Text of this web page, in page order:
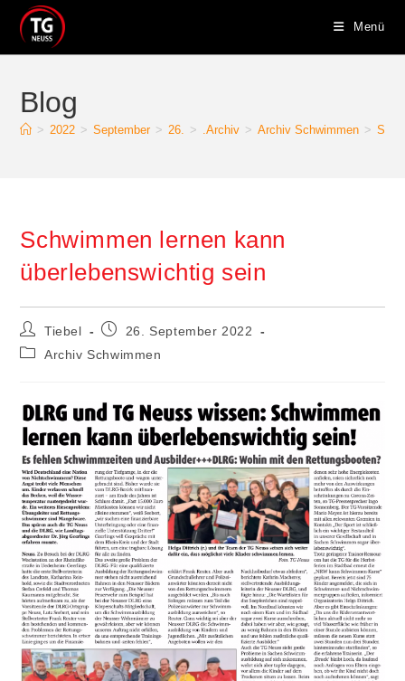
Inhalt
springen
Menü
Blog
> 2022 > September > 26. > .Archiv > Archiv Schwimmen >
Schwimmen lernen kann
überlebenswichtig sein
Beitrags-
Autor:
Tiebel
Beitrag26. September 2022
Beitrags-
Archiv Schwimmen